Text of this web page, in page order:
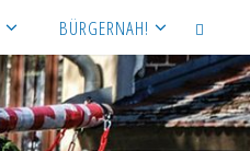
BÜRGERNAH!
SEARCH